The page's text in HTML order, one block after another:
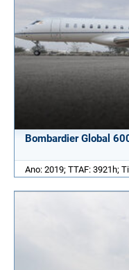
Bombardier Global
Ano: 2019; TTAF: 3921h;